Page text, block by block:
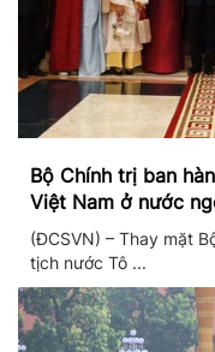
Bộ Chính trị ban
Việt Nam ở nước
(ĐCSVN) – Thay mặt
tịch nước Tô ...